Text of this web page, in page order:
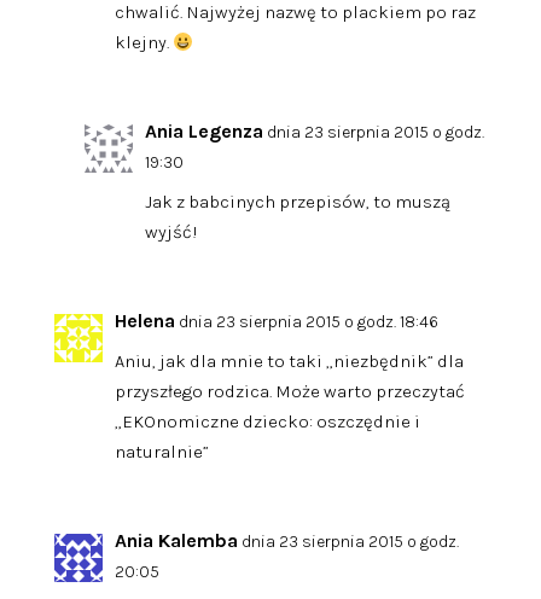
chwalić. Najwyżej nazwę to plackiem po raz
klejny.
Ania Legenza dnia 23 sierpnia 2015 o godz.
19:30
Jak z babcinych przepisów, to muszą
wyjść!
Helena dnia 23 sierpnia 2015 o godz. 18:46
Aniu, jak dla mnie to taki „niezbędnik” dla
przyszłego rodzica. Może warto przeczytać
„EKOnomiczne dziecko: oszczędnie i
naturalnie”
Ania Kalemba dnia 23 sierpnia 2015 o godz.
20:05